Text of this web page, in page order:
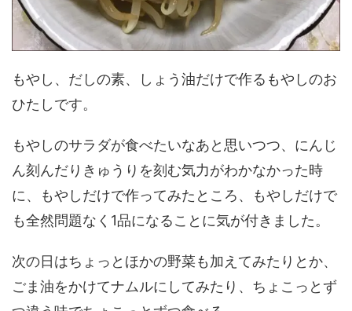
もやし、だしの素、しょう油だけで作るもやしのお
ひたしです。
もやしのサラダが食べたいなあと思いつつ、にんじ
ん刻んだりきゅうりを刻む気力がわかなかった時
に、もやしだけで作ってみたところ、もやしだけで
も全然問題なく1品になることに気が付きました。
次の日はちょっとほかの野菜も加えてみたりとか、
ごま油をかけてナムルにしてみたり、ちょこっとず